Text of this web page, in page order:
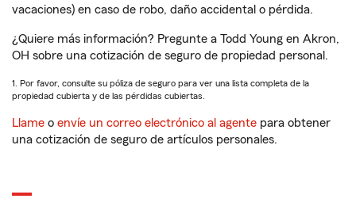
vacaciones) en caso de robo, daño accidental o pérdida.
¿Quiere más información? Pregunte a Todd Young en Akron,
OH sobre una cotización de seguro de propiedad personal.
1. Por favor, consulte su póliza de seguro para ver una lista completa de la
propiedad cubierta y de las pérdidas cubiertas.
Llame o envíe un correo electrónico al agente para obtener
una cotización de seguro de artículos personales.